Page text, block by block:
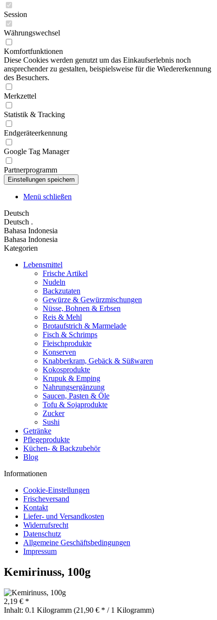
Session
Währungswechsel
Komfortfunktionen
Diese Cookies werden genutzt um das Einkaufserlebnis noch
ansprechender zu gestalten, beispielsweise für die Wiedererkennung
des Besuchers.
Merkzettel
Statistik & Tracking
Endgeräteerkennung
Google Tag Manager
Partnerprogramm
Menü schließen
Deutsch
Deutsch .
Bahasa Indonesia
Bahasa Indonesia
Kategorien
Lebensmittel
Frische Artikel
Nudeln
Backzutaten
Gewürze & Gewürzmischungen
Nüsse, Bohnen & Erbsen
Reis & Mehl
Brotaufstrich & Marmelade
Fisch & Schrimps
Fleischprodukte
Konserven
Knabberkram, Gebäck & Süßwaren
Kokosprodukte
Krupuk & Emping
Nahrungsergänzung
Saucen, Pasten & Öle
Tofu & Sojaprodukte
Zucker
Sushi
Getränke
Pflegeprodukte
Küchen- & Backzubehör
Blog
Informationen
Cookie-Einstellungen
Frischeversand
Kontakt
Liefer- und Versandkosten
Widerrufsrecht
Datenschutz
Allgemeine Geschäftsbedingungen
Impressum
Kemirinuss, 100g
2,19 € *
Inhalt: 0.1 Kilogramm (21,90 € * / 1 Kilogramm)